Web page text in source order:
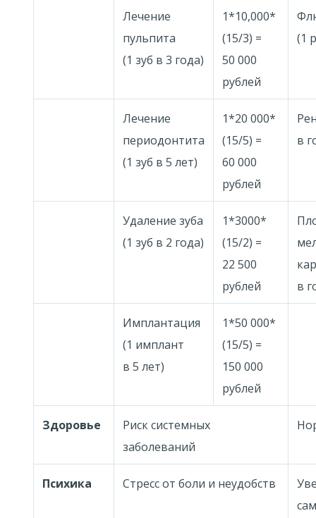
Лечение
пульпита
(1 зуб в 3 года)
1*10,000*
(15/3) =
50 000
рублей
(1
Лечение
периодонтита
(1 зуб в 5 лет)
1*20 000*
(15/5) =
60 000
рублей
в
Удаление зуба
(1 зуб в 2 года)
1*3000*
(15/2) =
22 500
рублей
в
Имплантация
(1 имплант
в 5 лет)
1*50 000*
(15/5) =
150 000
рублей
Здоровье
Риск системных
заболеваний
Психика Стресс от боли и неудобств